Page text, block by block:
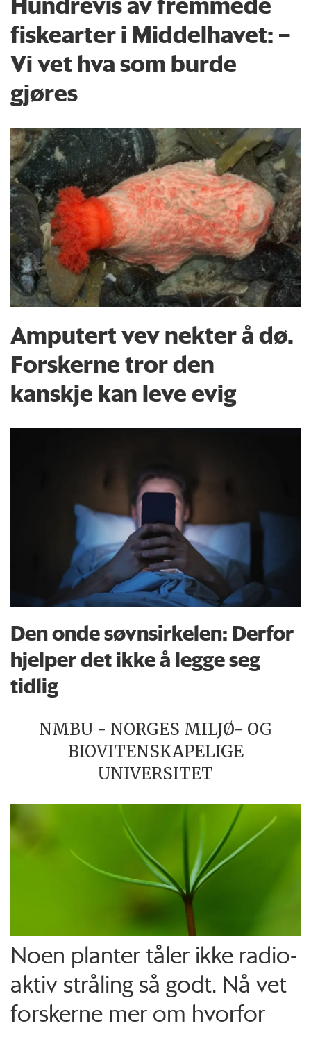
fiskearter i Middelhavet: –
Vi vet hva som burde
gjøres
Amputert vev nekter å dø.
Forskerne tror den
kanskje kan leve evig
Den onde søvnsirkelen: Derfor
hjelper det ikke å legge seg
tidlig
NMBU - NORGES MILJØ- OG
BIOVITENSKAPELIGE
UNIVERSITET
Noen planter tåler ikke radio­
aktiv stråling så godt. Nå vet
forskerne mer om hvorfor